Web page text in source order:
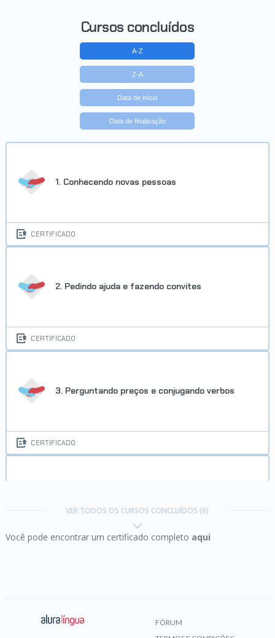
Cursos concluídos
A-Z
Z-A
Data de início
Data de finalização
1. Conhecendo novas pessoas
CERTIFICADO
2. Pedindo ajuda e fazendo convites
CERTIFICADO
3. Perguntando preços e conjugando verbos
CERTIFICADO
VER TODOS OS CURSOS CONCLUÍDOS (6)
Você pode encontrar um certificado completo aqui
FÓRUM